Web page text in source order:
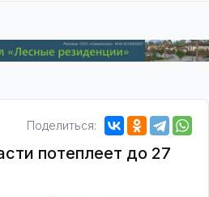
Поделиться:
потеплеет до 27